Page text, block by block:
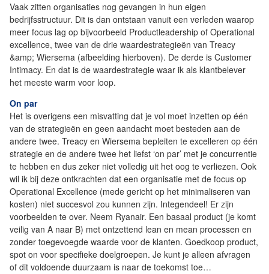
Vaak zitten organisaties nog gevangen in hun eigen
bedrijfsstructuur. Dit is dan ontstaan vanuit een verleden waarop
meer focus lag op bijvoorbeeld Productleadership of Operational
excellence, twee van de drie waardestrategieën van Treacy
&amp; Wiersema (afbeelding hierboven). De derde is Customer
Intimacy. En dat is de waardestrategie waar ik als klantbelever
het meeste warm voor loop.
On par
Het is overigens een misvatting dat je vol moet inzetten op één
van de strategieën en geen aandacht moet besteden aan de
andere twee. Treacy en Wiersema bepleiten te excelleren op één
strategie en de andere twee het liefst ‘on par’ met je concurrentie
te hebben en dus zeker niet volledig uit het oog te verliezen. Ook
wil ik bij deze ontkrachten dat een organisatie met de focus op
Operational Excellence (mede gericht op het minimaliseren van
kosten) niet succesvol zou kunnen zijn. Integendeel! Er zijn
voorbeelden te over. Neem Ryanair. Een basaal product (je komt
veilig van A naar B) met ontzettend lean en mean processen en
zonder toegevoegde waarde voor de klanten. Goedkoop product,
spot on voor specifieke doelgroepen. Je kunt je alleen afvragen
of dit voldoende duurzaam is naar de toekomst toe…